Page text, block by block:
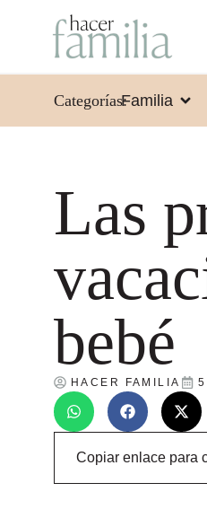
Categorías:Familia
Las
bebé
HACER FAMILIA
Copiar enlace para